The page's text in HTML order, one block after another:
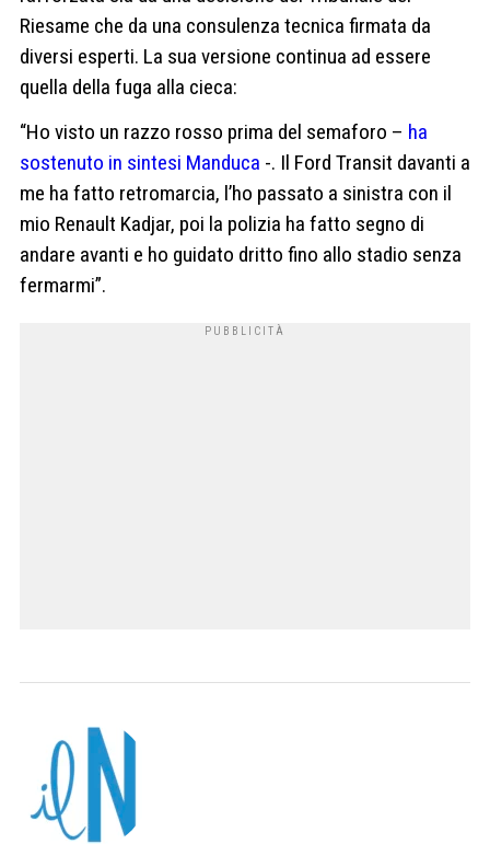
Riesame che da una consulenza tecnica firmata da
diversi esperti. La sua versione continua ad essere
quella della fuga alla cieca:
“Ho visto un razzo rosso prima del semaforo – ha
sostenuto in sintesi Manduca -. Il Ford Transit davanti a
me ha fatto retromarcia, l’ho passato a sinistra con il
mio Renault Kadjar, poi la polizia ha fatto segno di
andare avanti e ho guidato dritto fino allo stadio senza
fermarmi”.